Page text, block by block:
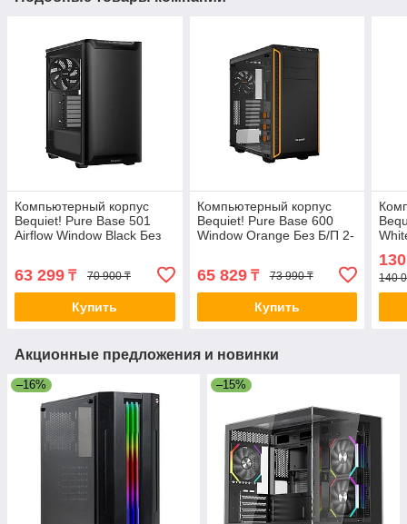
Компьютерный корпус
Bequiet! Pure Base 501
Airflow Window Black Без
63 299 ₸ 70 900 ₸
Купить
Компьютерный корпус
Bequiet! Pure Base 600
Window Orange Без Б/П 2-
65 829₸ 73 990 ₸
Купить
140
Акционные предложения и новинки
–16% –15%